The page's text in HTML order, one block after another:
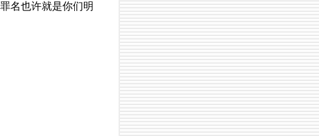
名也许就是你们明